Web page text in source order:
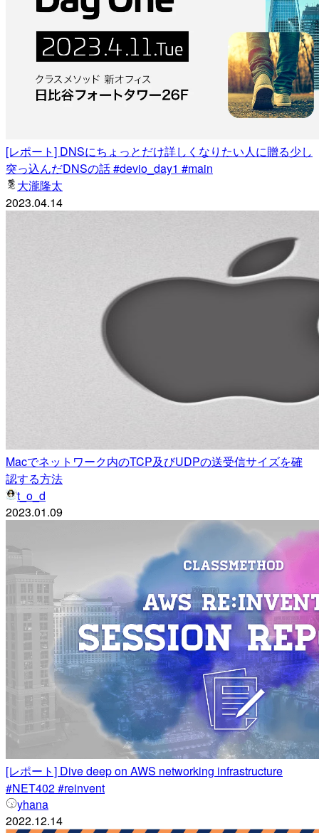
[レポート] DNSにちょっとだけ詳しくなりたい人に贈る少し
突っ込んだDNSの話 #devio_day1 #main
大瀧隆太
2023.04.14
Macでネットワーク内のTCP及びUDPの送受信サイズを確
認する方法
t_o_d
2023.01.09
[レポート] Dive deep on AWS networking infrastructure
#NET402 #reinvent
yhana
2022.12.14